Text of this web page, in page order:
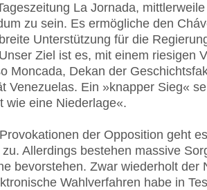
La Jornada,
zu sein. Es ermögliche den
Unterstützung für die
Ziel ist es, mit einem riesigen
Moncada, Dekan der
Venezuelas. Ein »knapper Sieg«
wie eine Niederlage«.
der Opposition geht
Allerdings bestehen massive
bevorstehen. Zwar wiederholt der
Wahlverfahren habe in